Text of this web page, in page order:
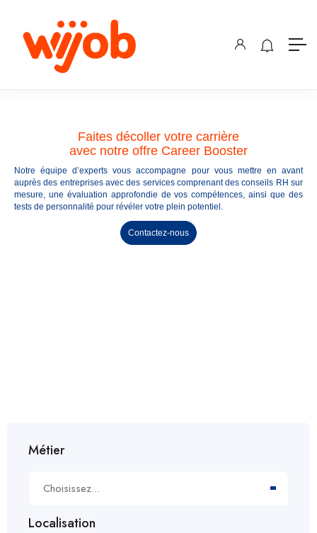
Faites décoller votre carrière
avec notre offre Career Booster
Notre équipe d’experts vous accompagne pour vous mettre en avant
auprès des entreprises avec des services comprenant des conseils RH sur
mesure, une évaluation approfondie de vos compétences, ainsi que des
tests de personnalité pour révéler votre plein potentiel.
Contactez-nous
Métier
Choisissez...
Localisation